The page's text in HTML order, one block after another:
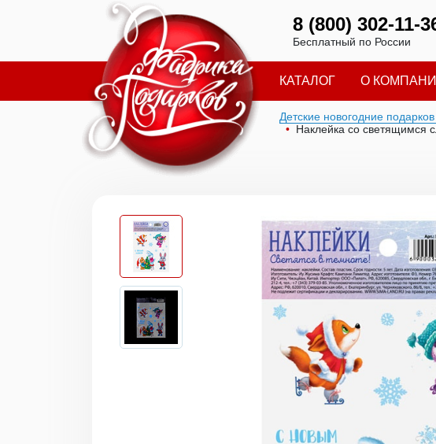
8 (800) 302-11-
Бесплатный по России
КАТАЛОГ О
Детские новогодние
Наклейка со светящимся